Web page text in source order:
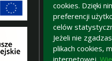
cookies. Dzięki
preferencji
celów
Jeżeli nie
plikach cookies,
internetowej.